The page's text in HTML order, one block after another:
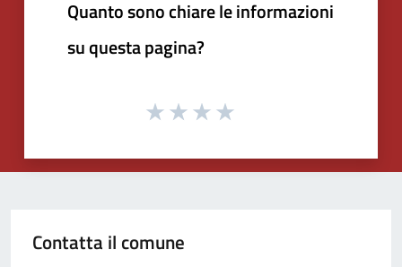
Quanto sono chiare le informazioni
su questa pagina?
Contatta il comune